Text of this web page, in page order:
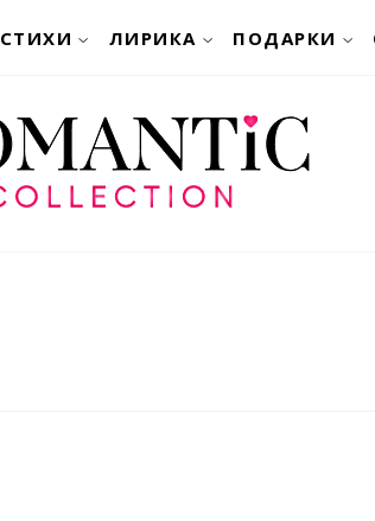
СТИХИ ЛИРИКА ПОДАРКИ